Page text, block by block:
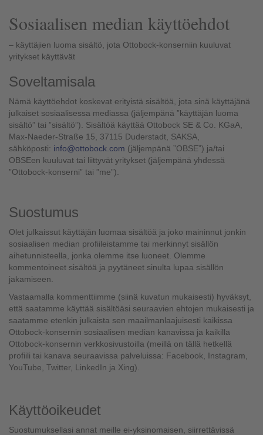
Sosiaalisen median käyttöehdot
– käyttäjien luoma sisältö, jota Ottobock-konserniin kuuluvat
yritykset käyttävät
Soveltamisala
Nämä käyttöehdot koskevat erityistä sisältöä, jota sinä käyttäjänä
julkaiset sosiaalisessa mediassa (jäljempänä ”käyttäjän luoma
sisältö” tai ”sisältö”). Sisältöä käyttää Ottobock SE & Co. KGaA,
Max-Naeder-Straße 15, 37115 Duderstadt, SAKSA,
sähköposti: info@ottobock.com (jäljempänä ”OBSE”) ja/tai
OBSEen kuuluvat tai liittyvät yritykset (jäljempänä yhdessä
”Ottobock-konserni” tai ”me”).
Suostumus
Olet julkaissut käyttäjän luomaa sisältöä ja joko maininnut jonkin
sosiaalisen median profiileistamme tai merkinnyt sisällön
aihetunnisteella, jonka olemme itse luoneet. Olemme
kommentoineet sisältöä ja pyytäneet sinulta lupaa sisällön
jakamiseen.
Vastaamalla kommenttiimme (siinä kuvatun mukaisesti) hyväksyt,
että saatamme käyttää sisältöäsi seuraavien ehtojen mukaisesti ja
saatamme etenkin julkaista sen maailmanlaajuisesti kaikissa
Ottobock-konsernin sosiaalisen median kanavissa ja kaikilla
Ottobock-konsernin verkkosivustoilla (meillä on tällä hetkellä
profiili tai kanava seuraavissa palveluissa: Facebook, Instagram,
YouTube, Twitter, LinkedIn ja Xing).
Käyttöoikeudet
Suostumuksellasi annat meille ei-yksinomaisen, siirrettävissä